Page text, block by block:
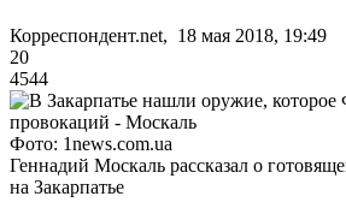
Корреспондент.net, 18 мая 2018, 19:49
20
4544
Фото: 1news.com.ua
Геннадий Москаль рассказал о
на Закарпатье